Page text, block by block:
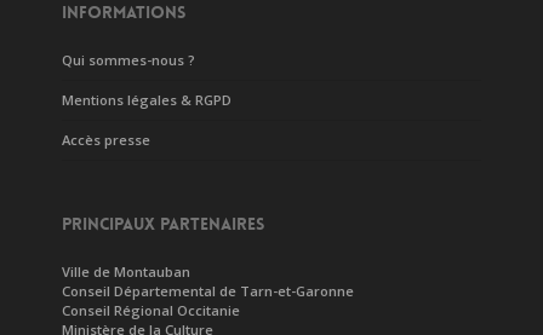
INFORMATIONS
Qui sommes-nous ?
Mentions légales & RGPD
Accès presse
PRINCIPAUX PARTENAIRES
Ville de Montauban
Conseil Départemental de Tarn-et-Garonne
Conseil Régional Occitanie
Ministère de la Culture